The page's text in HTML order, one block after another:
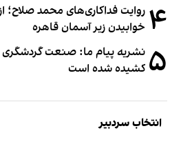
۴ خوابیدن زیر آسمان قاهره
۵ نشریه پیام ما: صنعت گردشگری
کشیده شده است
انتخاب سردبیر